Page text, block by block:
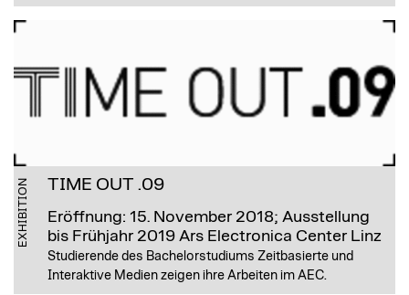
EXHIBITION TIME OUT .09
Eröffnung: 15. November 2018; Ausstellung
bis Frühjahr 2019 Ars Electronica Center Linz
Studierende des Bachelorstudiums Zeitbasierte und
Interaktive Medien zeigen ihre Arbeiten im AEC.